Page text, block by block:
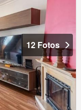
12 Fotos